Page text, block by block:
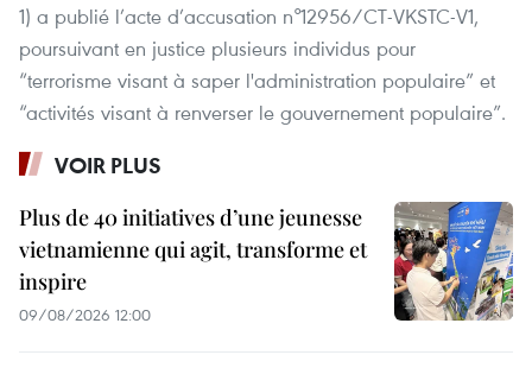
1) a publié l’acte d’accusation n°12956/CT-VKSTC-V1,
poursuivant en justice plusieurs individus pour
“terrorisme visant à saper l'administration populaire” et
“activités visant à renverser le gouvernement populaire”.
VOIR PLUS
Plus de 40 initiatives d’une jeunesse
vietnamienne qui agit, transforme et
inspire
09/08/2026 12:00